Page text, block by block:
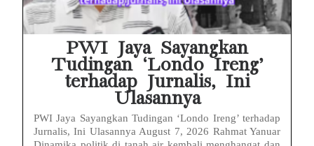
PWI Jaya Sayangkan
Tudingan ‘Londo Ireng’
terhadap Jurnalis, Ini
Ulasannya
PWI Jaya Sayangkan Tudingan ‘Londo Ireng’ terhadap
Jurnalis, Ini Ulasannya August 7, 2026 Rahmat Yanuar